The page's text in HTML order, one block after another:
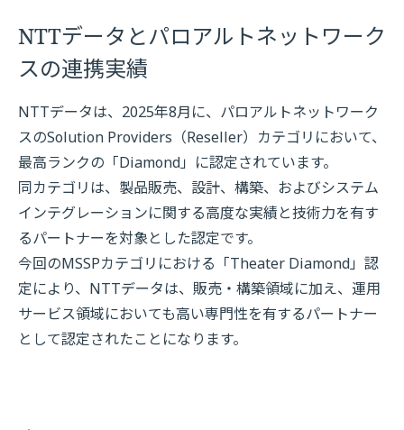
NTTデータとパロアルトネットワーク
スの連携実績
NTTデータは、2025年8月に、パロアルトネットワーク
スのSolution Providers（Reseller）カテゴリにおいて、
最高ランクの「Diamond」に認定されています。
同カテゴリは、製品販売、設計、構築、およびシステム
インテグレーションに関する高度な実績と技術力を有す
るパートナーを対象とした認定です。
今回のMSSPカテゴリにおける「Theater Diamond」認
定により、NTTデータは、販売・構築領域に加え、運用
サービス領域においても高い専門性を有するパートナー
として認定されたことになります。